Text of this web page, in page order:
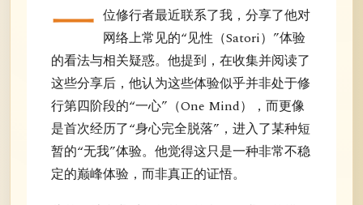
一 位修行者最近联系了我，分享了他对
网络上常见的“见性（Satori）”体验
的看法与相关疑惑。他提到，在收集并阅读了
这些分享后，他认为这些体验似乎并非处于修
行第四阶段的“一心”（One Mind），而更像
是首次经历了“身心完全脱落”，进入了某种短
暂的“无我”体验。他觉得这只是一种非常不稳
定的巅峰体验，而非真正的证悟。